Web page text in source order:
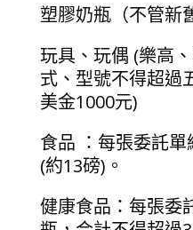
塑膠奶瓶（不管新
玩具、玩偶 (樂高
式、型號不得超過
美金1000元)
食品 ：每張委託
(約13磅)。
健康食品：每張委